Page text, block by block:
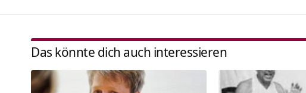
Das könnte dich auch interessieren